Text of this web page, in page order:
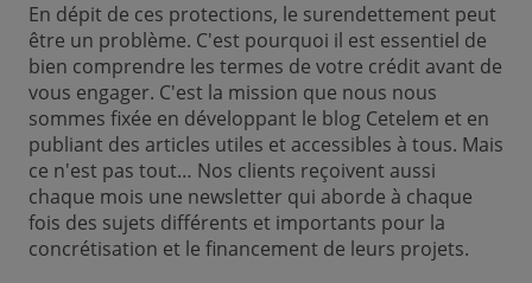
En dépit de ces protections, le surendettement peut
être un problème. C'est pourquoi il est essentiel de
bien comprendre les termes de votre crédit avant de
vous engager. C'est la mission que nous nous
sommes fixée en développant le blog Cetelem et en
publiant des articles utiles et accessibles à tous. Mais
ce n'est pas tout… Nos clients reçoivent aussi
chaque mois une newsletter qui aborde à chaque
fois des sujets différents et importants pour la
concrétisation et le financement de leurs projets.